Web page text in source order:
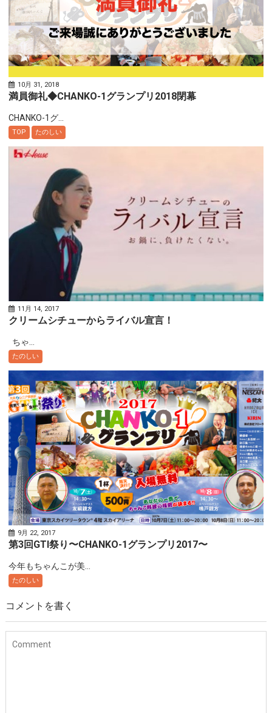
10月 31, 2018
満員御礼◆CHANKO-1グランプリ2018閉幕
CHANKO-1グ...
TOP たのしい
11月 14, 2017
クリームシチューからライバル宣言！
ちゃ...
たのしい
9月 22, 2017
第3回GTI祭り〜CHANKO-1グランプリ2017〜
今年もちゃんこが美...
たのしい
コメントを書く